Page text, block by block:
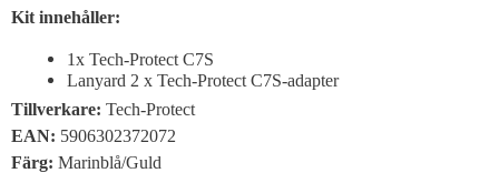
Kit innehåller:
1x Tech-Protect C7S
Lanyard 2 x Tech-Protect C7S-adapter
Tillverkare: Tech-Protect
EAN: 5906302372072
Färg: Marinblå/Guld